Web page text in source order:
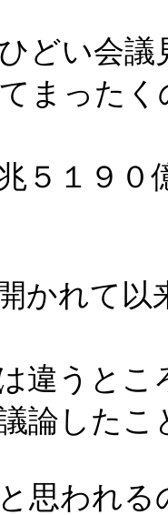
どい会議
まった
５１９
かれて
違うとこ
論したこ
思われ